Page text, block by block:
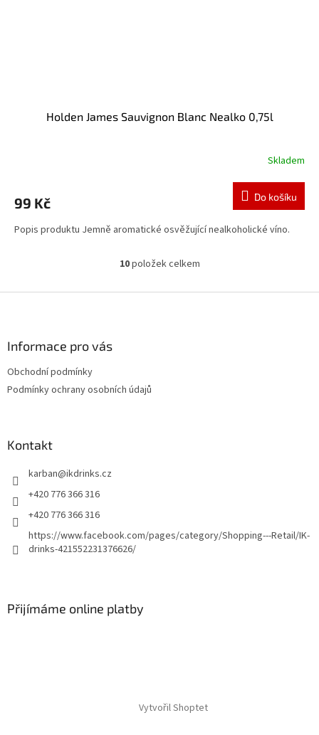
Holden James Sauvignon Blanc Nealko 0,75l
Skladem
99 Kč Do košíku
Popis produktu Jemně aromatické osvěžující nealkoholické víno.
O
l
10položek celkem
Informace pro vás
Obchodní podmínky
Podmínky ochrany osobních údajů
Kontakt
karban@ikdrinks.cz
+420 776 366 316
+420 776 366 316
https://www.facebook.com/pages/category/Shopping---Retail/IK-
drinks-421552231376626/
Přijímáme online platby
Vytvořil Shoptet